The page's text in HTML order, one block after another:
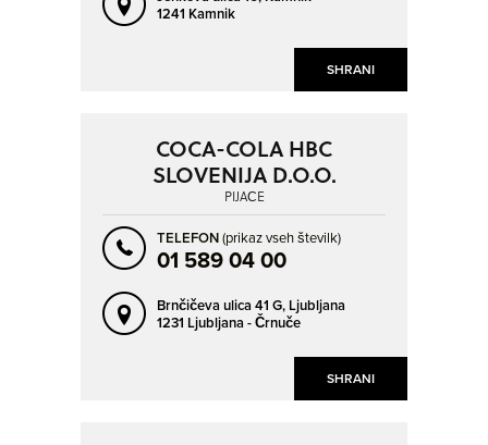
SHRANI
1241 Kamnik
SHRANI
COCA-COLA HBC
SLOVENIJA D.O.O.
PIJAČE
TELEFON(prikaz vseh številk)
01 589 04 00
Brnčičeva ulica 41 G, Ljubljana
1231 Ljubljana - Črnuče